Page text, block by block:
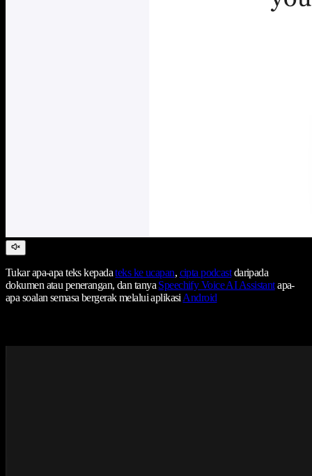
Tukar apa-apa teks kepadateks ke ucapan, cipta podcastdaripada
dokumen atau penerangan, dan tanyaSpeechify Voice AI Assistantapa-
apa soalan semasa bergerak melalui aplikasiAndroid